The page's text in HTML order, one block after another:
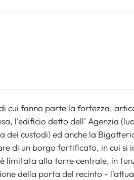
cui fanno parte la fortezza,
l'edificio detto dell' Agenzia
custodi) ed anche la
di un borgo fortificato, in cui si
limitata alla torre centrale, in
della porta del recinto -